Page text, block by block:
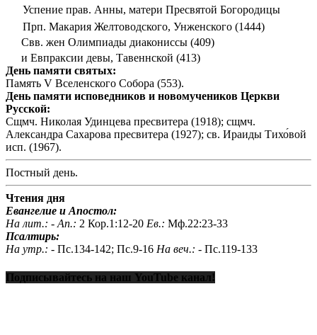
Успение прав. Анны, матери Пресвятой Богородицы
Прп. Макария Желтоводского, Унженского (1444)
Свв. жен Олимпиады диакониссы (409)
и Евпраксии девы, Тавеннской (413)
День памяти святых:
Память V Вселенского Собора (553).
День памяти исповедников и новомучеников Церкви
Русской:
Сщмч. Николая Удинцева пресвитера (1918); сщмч.
Александра Сахарова пресвитера (1927); св. Ираиды Тихо́вой
исп. (1967).
Постный день.
Чтения дня
Евангелие и Апостол:
На лит.: -Ап.: 2 Кор.1:12-20 Ев.: Мф.22:23-33
Псалтирь:
На утр.: - Пс.134-142; Пс.9-16 На веч.: - Пс.119-133
Подписывайтесь на наш YouTube канал!